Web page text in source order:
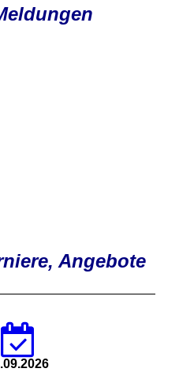
Angebote